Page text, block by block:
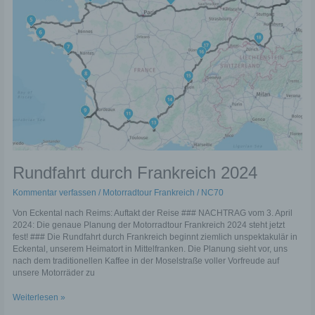
Rundfahrt durch Frankreich 2024
Kommentar verfassen / Motorradtour Frankreich / NC70
Von Eckental nach Reims: Auftakt der Reise ### NACHTRAG vom 3. April
2024: Die genaue Planung der Motorradtour Frankreich 2024 steht jetzt
fest! ### Die Rundfahrt durch Frankreich beginnt ziemlich unspektakulär in
Eckental, unserem Heimatort in Mittelfranken. Die Planung sieht vor, uns
nach dem traditionellen Kaffee in der Moselstraße voller Vorfreude auf
unsere Motorräder zu
Rundfahrt
Weiterlesen »
Wir verwenden in dieser Datenschutzerklärung
unter anderem die folgenden Begriffe:
a) personenbezogene Daten
Personenbezogene Daten sind alle Informationen, die sich
auf eine identifizierte oder identifizierbare natürliche Person
(im Folgenden „betroffene Person") beziehen. Als
direkt oder indirekt, insbesondere mittels Zuordnung zu
einer Kennung wie einem Namen, zu einer Kennnummer,
zu Standortdaten, zu einer Online-Kennung oder zu einem
physischen, physiologischen, genetischen, psychischen,
wirtschaftlichen, kulturellen oder sozialen Identität dieser
natürlichen Person sind, identifiziert werden kann.
b) betroffene Person
Betroffene Person ist jede identifizierte oder identifizierbare
natürliche Person, deren personenbezogene Daten von